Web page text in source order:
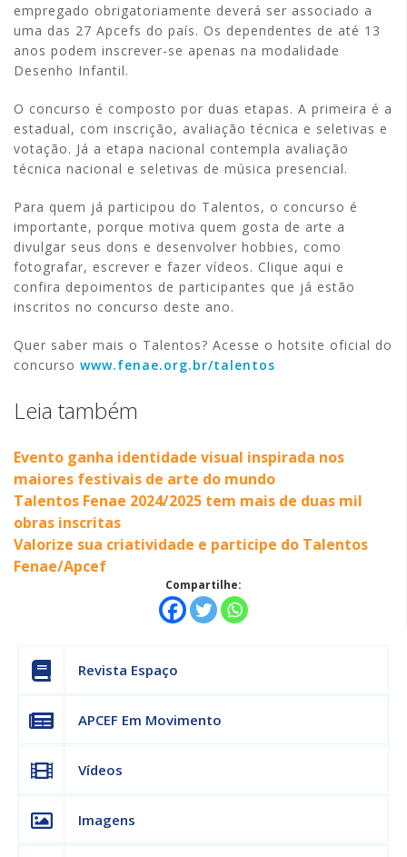
empregado obrigatoriamente deverá ser associado a
uma das 27 Apcefs do país. Os dependentes de até 13
anos podem inscrever-se apenas na modalidade
Desenho Infantil.
O concurso é composto por duas etapas. A primeira é a
estadual, com inscrição, avaliação técnica e seletivas e
votação. Já a etapa nacional contempla avaliação
técnica nacional e seletivas de música presencial.
Para quem já participou do Talentos, o concurso é
importante, porque motiva quem gosta de arte a
divulgar seus dons e desenvolver hobbies, como
fotografar, escrever e fazer vídeos. Clique aqui e
confira depoimentos de participantes que já estão
inscritos no concurso deste ano.
Quer saber mais o Talentos? Acesse o hotsite oficial do
concurso www.fenae.org.br/talentos
Leia também
Evento ganha identidade visual inspirada nos
maiores festivais de arte do mundo
Talentos Fenae 2024/2025 tem mais de duas mil
obras inscritas
Valorize sua criatividade e participe do Talentos
Fenae/Apcef
Compartilhe:
Revista Espaço
APCEF Em Movimento
Vídeos
Imagens